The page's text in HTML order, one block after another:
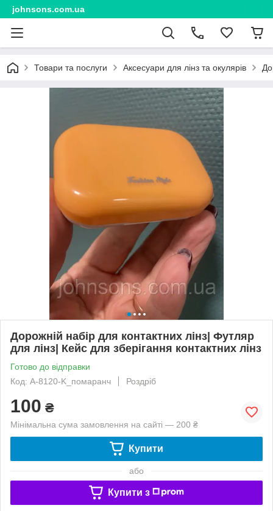
johnsons.com.ua
Товари та послуги Аксесуари для лінз та окулярів
Дорожній набір для контактних лінз| Футляр
для лінз| Кейс для зберігання контактних лінз
Готово до відправки
Код: A-8120-K_помаранч
Роздріб
100 ₴
Мінімальна сума замовлення на сайті — 200 ₴
Купити
або
Купити з